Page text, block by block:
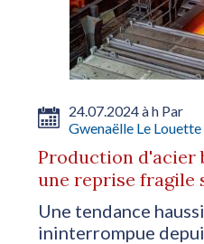
24.07.2024 à h Par
Gwenaëlle Le Louette
Production d'acier
une reprise fragile
Une tendance
ininterrompue